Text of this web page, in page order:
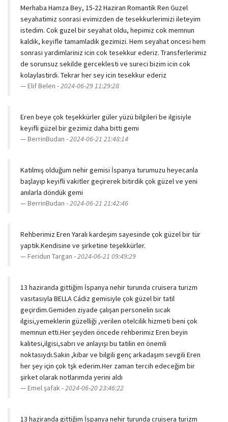
Merhaba Hamza Bey, 15-22 Haziran Romantik Ren Guzel
seyahatimiz sonrasi evimizden de tesekkurlerimizi ileteyim
istedim. Cok guzel bir seyahat oldu, hepimiz cok memnun
kaldik, keyifle tamamladik gezimizi. Hem seyahat oncesi hem
sonrasi yardimlariniz icin cok tesekkur ederiz. Transferlerimiz
de sorunsuz sekilde gerceklesti ve sureci bizim icin cok
kolaylastirdi. Tekrar her sey icin tesekkur ederiz
Elif Belen -2024-06-29 11:29:28
Eren beye çok teşekkürler güler yüzü bilgileri be ilgisiyle
keyifli güzel bir gezimiz daha bitti gemi
BerrinBudan -2024-06-21 21:48:14
Katılmış olduğum nehir gemisi İspanya turumuzu heyecanla
başlayıp keyifli vakitler geçirerek bitirdik çok güzel ve yeni
anılarla döndük gemi
BerrinBudan -2024-06-21 21:42:46
Rehberimiz Eren Yaralı kardeşim sayesinde çok güzel bir tür
yaptık.Kendisine ve şirketine teşekkürler.
Feridun Targan -2024-06-21 09:49:29
13 haziranda gittiğim İspanya nehir turunda cruisera turizm
vasıtasıyla BELLA Cádiz gemisiyle çok güzel bir tatil
geçirdim.Gemiden ziyade çalışan personelin sıcak
ilgisi,yemeklerin güzelliği ,verilen otelcilik hizmeti beni çok
memnun etti.Her şeyden öncede rehberimiz Eren beyin
kalitesi,ilgisi,sabrı ve anlayışı bu tatilin en önemli
noktasıydı.Sakin ,kibar ve bilgili genç arkadaşım sevgili Eren
her şey için çok tşk ederim.Her zaman tercih edeceğim bir
şirket olarak notlarımda yerini aldı
Emel şafak -2024-06-20 23:46:22
13 haziranda gittiğim İspanya nehir turunda cruisera turizm